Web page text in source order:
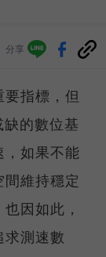
分享
指標，但
的數位基
，如果不能
維持穩定
因如此，
測速數